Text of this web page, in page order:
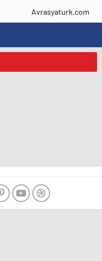
Avrasyaturk.com